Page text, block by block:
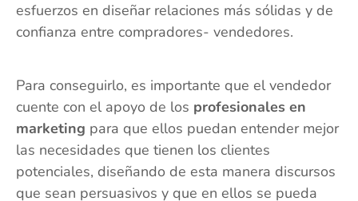
esfuerzos en diseñar relaciones más sólidas y de
confianza entre compradores- vendedores.
Para conseguirlo, es importante que el vendedor
cuente con el apoyo de los profesionales en
marketing para que ellos puedan entender mejor
las necesidades que tienen los clientes
potenciales, diseñando de esta manera discursos
que sean persuasivos y que en ellos se pueda